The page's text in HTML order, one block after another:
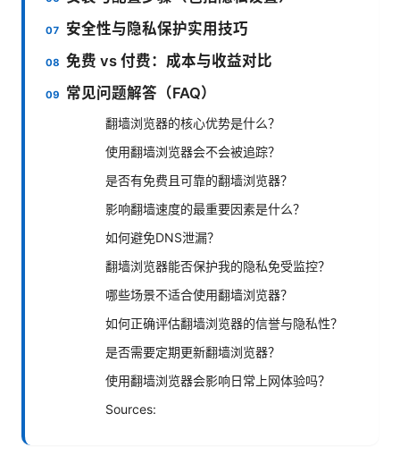
安全性与隐私保护实用技巧
免费 vs 付费：成本与收益对比
常见问题解答（FAQ）
翻墙浏览器的核心优势是什么？
使用翻墙浏览器会不会被追踪？
是否有免费且可靠的翻墙浏览器？
影响翻墙速度的最重要因素是什么？
如何避免DNS泄漏？
翻墙浏览器能否保护我的隐私免受监控？
哪些场景不适合使用翻墙浏览器？
如何正确评估翻墙浏览器的信誉与隐私性？
是否需要定期更新翻墙浏览器？
使用翻墙浏览器会影响日常上网体验吗？
Sources: